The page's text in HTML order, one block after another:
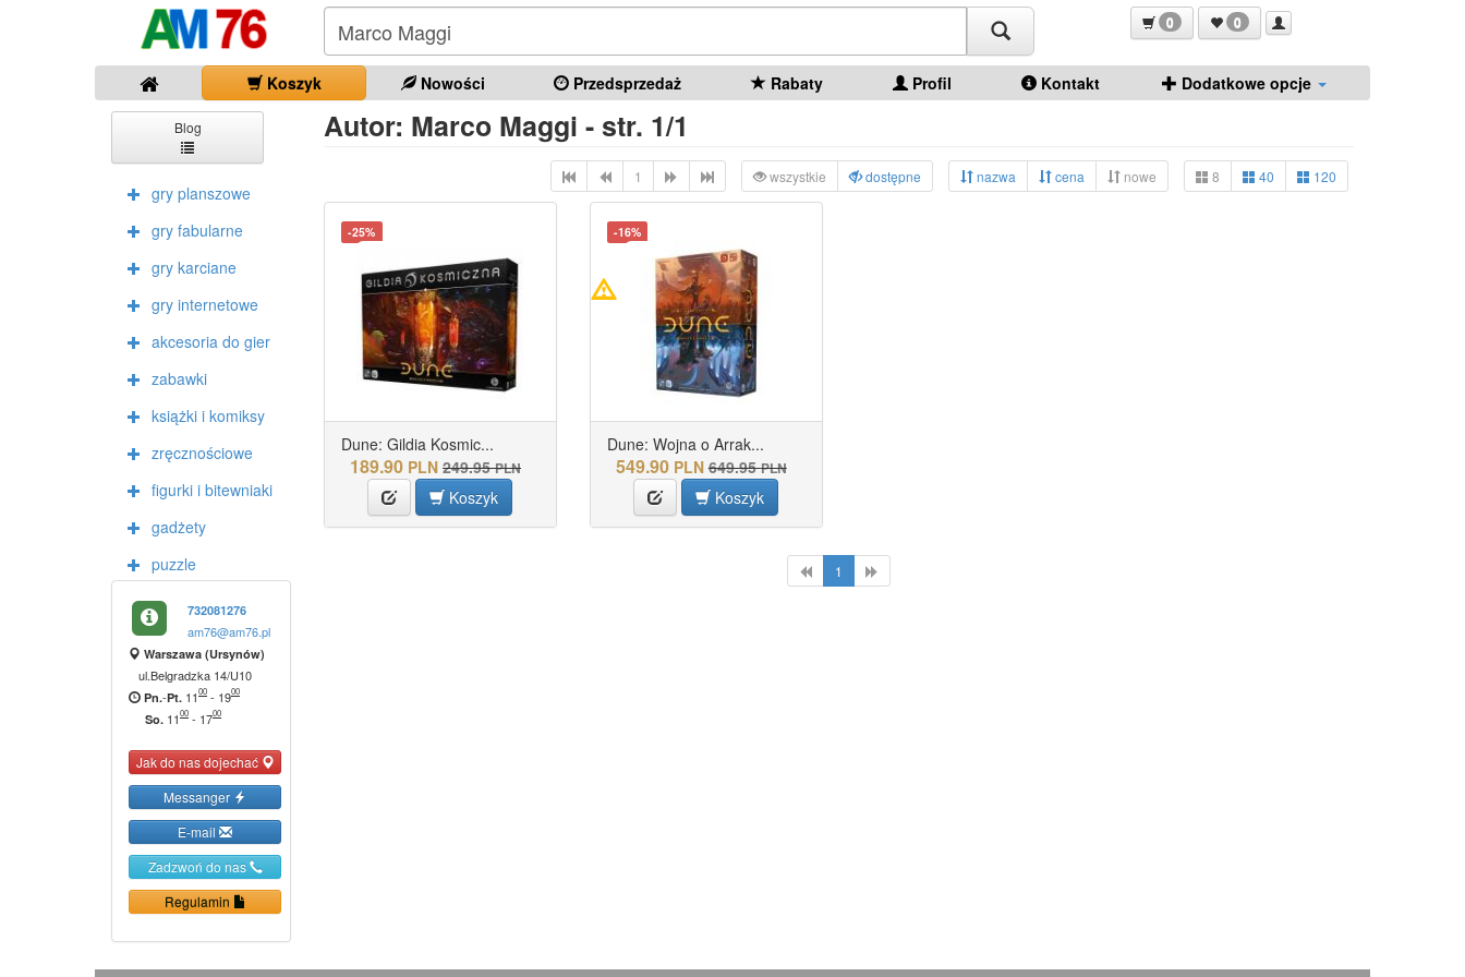
0 0
Koszyk Nowości Przedsprzedaż Rabaty Profil Kontakt Dodatkowe opcje
Blog
gry planszowe
gry fabularne
gry karciane
gry internetowe
akcesoria do gier
zabawki
książki i komiksy
zręcznościowe
figurki i bitewniaki
gadżety
puzzle
732081276
am76@am76.pl
Warszawa (Ursynów)
ul.Belgradzka 14/U10
Pn.-Pt. 1100 - 1900
So. 1100 - 1700
Jak do nas dojechać
Messanger
E-mail
Zadzwoń do nas
Regulamin
Autor: Marco Maggi - str. 1/1
1 wszystkie dostępne nazwa cena nowe 8 40 120
-25%
Dune: Gildia Kosmic...
189.90 PLN 249.95 PLN
Koszyk
-16%
Dune: Wojna o Arrak...
549.90 PLN 649.95 PLN
Koszyk
1